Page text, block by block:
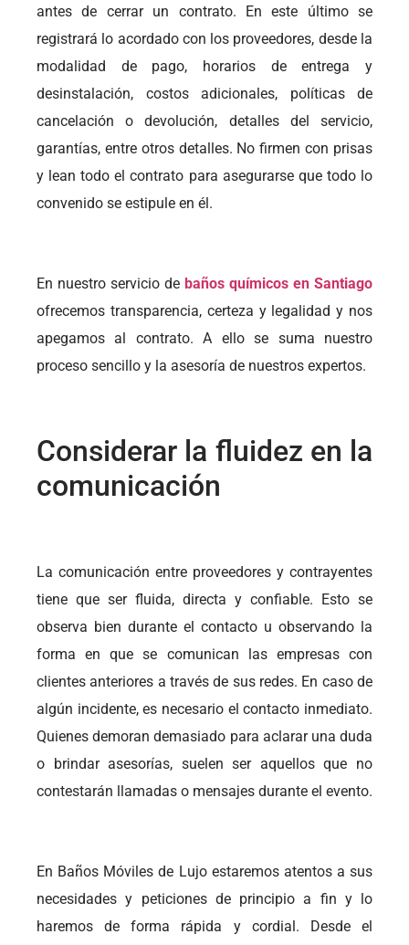
antes de cerrar un contrato. En este último se
registrará lo acordado con los proveedores, desde la
modalidad de pago, horarios de entrega y
desinstalación, costos adicionales, políticas de
cancelación o devolución, detalles del servicio,
garantías, entre otros detalles. No firmen con prisas
y lean todo el contrato para asegurarse que todo lo
convenido se estipule en él.
En nuestro servicio de baños químicos en Santiago
ofrecemos transparencia, certeza y legalidad y nos
apegamos al contrato. A ello se suma nuestro
proceso sencillo y la asesoría de nuestros expertos.
Considerar la fluidez en la
comunicación
La comunicación entre proveedores y contrayentes
tiene que ser fluida, directa y confiable. Esto se
observa bien durante el contacto u observando la
forma en que se comunican las empresas con
clientes anteriores a través de sus redes. En caso de
algún incidente, es necesario el contacto inmediato.
Quienes demoran demasiado para aclarar una duda
o brindar asesorías, suelen ser aquellos que no
contestarán llamadas o mensajes durante el evento.
En Baños Móviles de Lujo estaremos atentos a sus
necesidades y peticiones de principio a fin y lo
haremos de forma rápida y cordial. Desde el